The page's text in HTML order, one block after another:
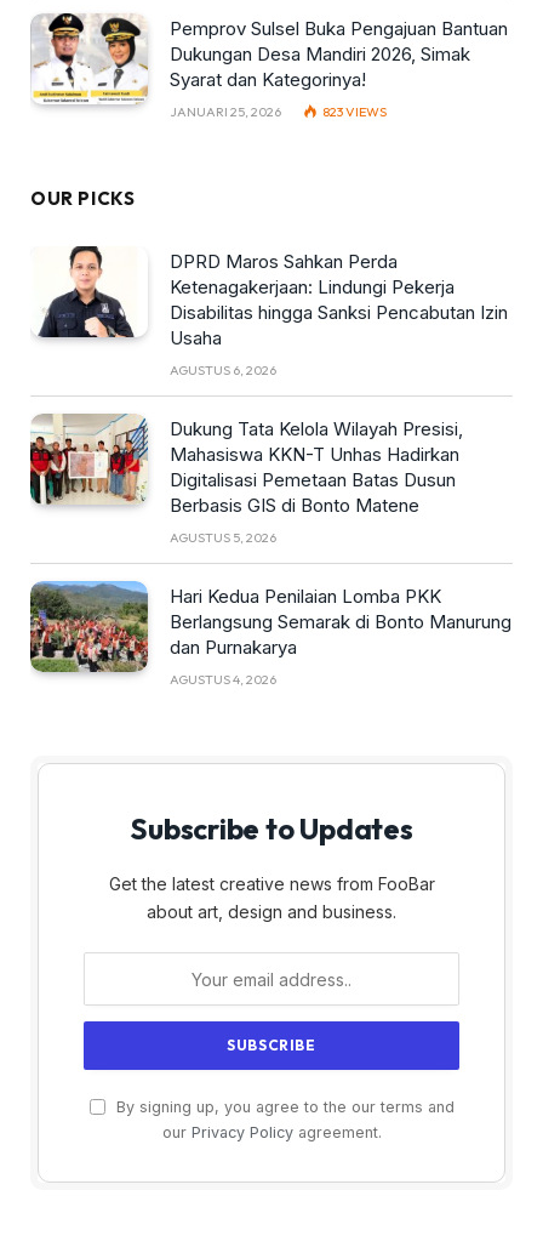
Pemprov Sulsel Buka Pengajuan Bantuan
Dukungan Desa Mandiri 2026, Simak
Syarat dan Kategorinya!
JANUARI 25, 2026 823VIEWS
OUR PICKS
DPRD Maros Sahkan Perda
Ketenagakerjaan: Lindungi Pekerja
Disabilitas hingga Sanksi Pencabutan Izin
Usaha
AGUSTUS 6, 2026
Dukung Tata Kelola Wilayah Presisi,
Mahasiswa KKN-T Unhas Hadirkan
Digitalisasi Pemetaan Batas Dusun
Berbasis GIS di Bonto Matene
AGUSTUS 5, 2026
Hari Kedua Penilaian Lomba PKK
Berlangsung Semarak di Bonto Manurung
dan Purnakarya
AGUSTUS 4, 2026
Subscribe to Updates
Get the latest creative news from FooBar
about art, design and business.
By signing up, you agree to the our terms and
our Privacy Policyagreement.